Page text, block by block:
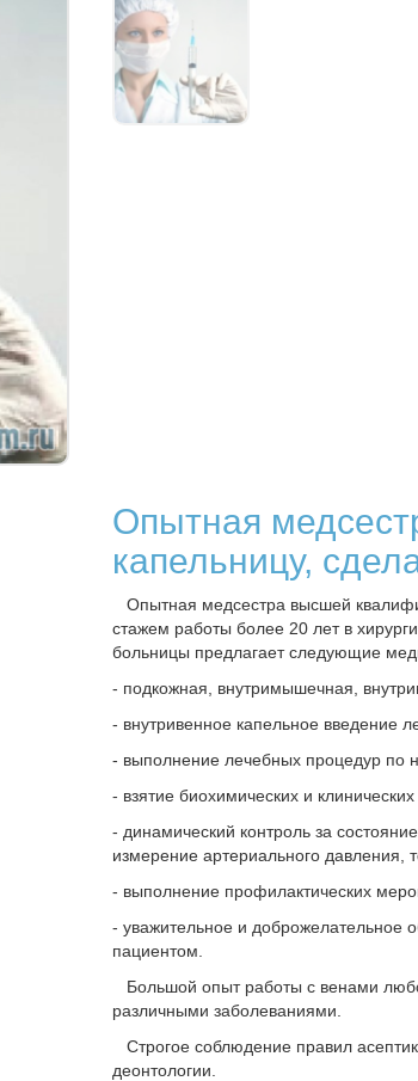
Опытная
капельницу,
Опытная медсестра высшей
стажем работы более 20 лет в
больницы предлагает следующие
- подкожная, внутримышечная,
- внутривенное капельное введение
- выполнение лечебных процедур по
- взятие биохимических и
- динамический контроль за
измерение артериального давления,
- выполнение профилактических
- уважительное и
пациентом.
Большой опыт работы с венами
различными заболеваниями.
Строгое соблюдение правил
деонтологии.